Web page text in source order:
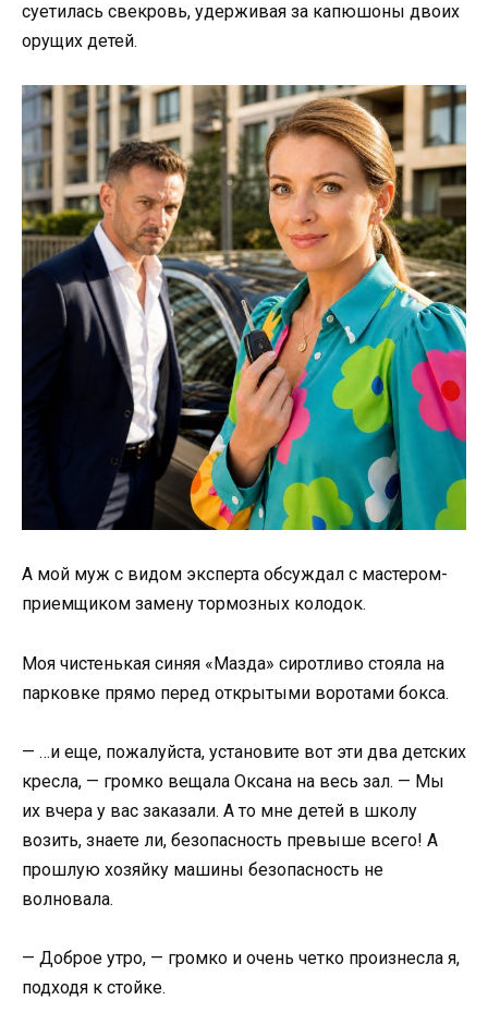
суетилась свекровь, удерживая за капюшоны двоих
орущих детей.
А мой муж с видом эксперта обсуждал с мастером-
приемщиком замену тормозных колодок.
Моя чистенькая синяя «Мазда» сиротливо стояла на
парковке прямо перед открытыми воротами бокса.
— …и еще, пожалуйста, установите вот эти два детских
кресла, — громко вещала Оксана на весь зал. — Мы
их вчера у вас заказали. А то мне детей в школу
возить, знаете ли, безопасность превыше всего! А
прошлую хозяйку машины безопасность не
волновала.
— Доброе утро, — громко и очень четко произнесла я,
подходя к стойке.